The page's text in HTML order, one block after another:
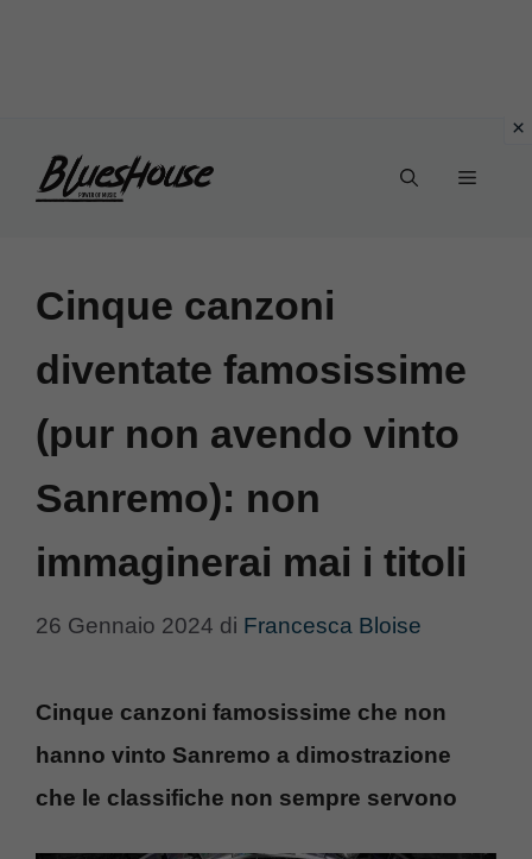
Menu
Cinque canzoni
diventate famosissime
(pur non avendo vinto
Sanremo): non
immaginerai mai i titoli
26 Gennaio 2024 di Francesca Bloise
Cinque canzoni famosissime che non
hanno vinto Sanremo a dimostrazione
che le classifiche non sempre servono